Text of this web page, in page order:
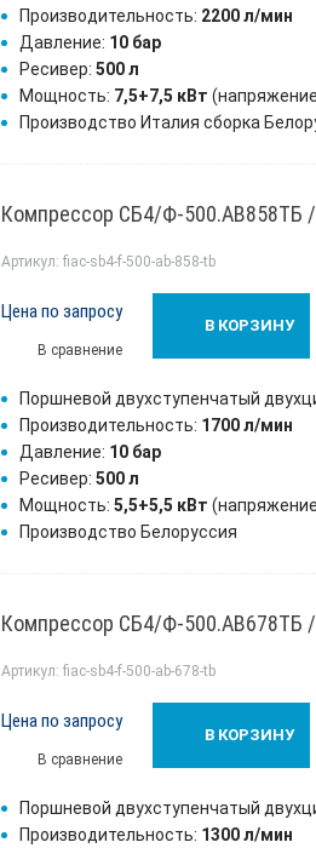
Производительность: 2200 л/мин
Давление: 10 бар
Ресивер:500 л
Мощность: 7,5+7,5 кВт
Производство Италия сборка
Компрессор СБ4/Ф-500.AB858ТБ
Артикул: fiac-sb4-f-500-ab-858-tb
Поршневой двухступенчатый
Производительность: 1700 л/мин
Давление: 10 бар
Ресивер:500 л
Мощность:5,5+5,5 кВт
Производство Белоруссия
Цена по запросу
В сравнение
В КОРЗИНУ
Компрессор СБ4/Ф-500.АВ678ТБ
Артикул: fiac-sb4-f-500-ab-678-tb
Поршневой двухступенчатый
Производительность: 1300 л/мин
Цена по запросу
В сравнение
В КОРЗИНУ